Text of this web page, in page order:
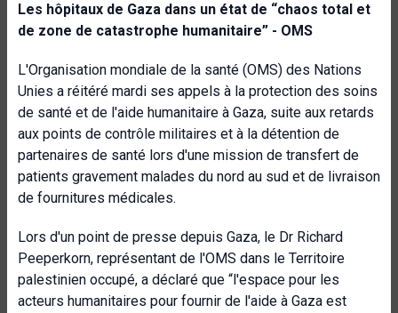
Les hôpitaux de Gaza dans un état de “chaos total et
de zone de catastrophe humanitaire” - OMS
L'Organisation mondiale de la santé (OMS) des Nations
Unies a réitéré mardi ses appels à la protection des soins
de santé et de l'aide humanitaire à Gaza, suite aux retards
aux points de contrôle militaires et à la détention de
partenaires de santé lors d'une mission de transfert de
patients gravement malades du nord au sud et de livraison
de fournitures médicales.
Lors d'un point de presse depuis Gaza, le Dr Richard
Peeperkorn, représentant de l'OMS dans le Territoire
palestinien occupé, a déclaré que “l'espace pour les
acteurs humanitaires pour fournir de l'aide à Gaza est